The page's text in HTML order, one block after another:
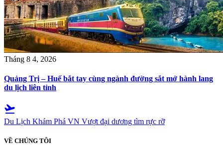
Tháng 8 4, 2026
Quảng Trị – Huế bắt tay cùng ngành đường sắt mở hành lang
du lịch liên tỉnh
flight_takeoff
Du Lịch Khám Phá VN Vượt đại dương tìm rực rỡ
VỀ CHÚNG TÔI